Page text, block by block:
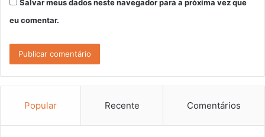
Salvar meus dados neste navegador para a próxima vez que
eu comentar.
Popular Recente Comentários